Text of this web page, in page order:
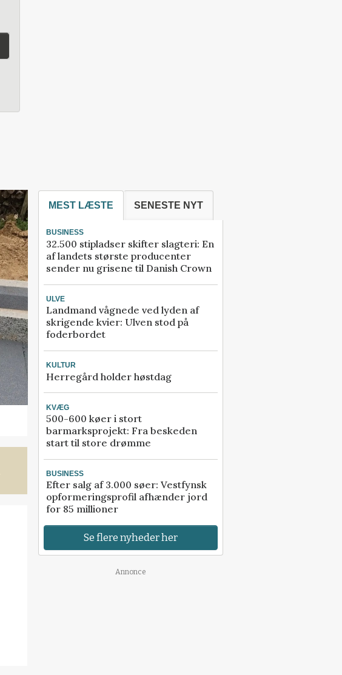
MEST LÆSTE SENESTE NYT
BUSINESS
32.500 stipladser skifter slagteri: En
af landets største producenter
sender nu grisene til Danish Crown
ULVE
Landmand vågnede ved lyden af
skrigende kvier: Ulven stod på
foderbordet
KULTUR
Herregård holder høstdag
KVÆG
500-600 køer i stort
barmarksprojekt: Fra beskeden
start til store drømme
BUSINESS
Efter salg af 3.000 søer: Vestfynsk
opformeringsprofil afhænder jord
for 85 millioner
Se flere nyheder her
Annonce